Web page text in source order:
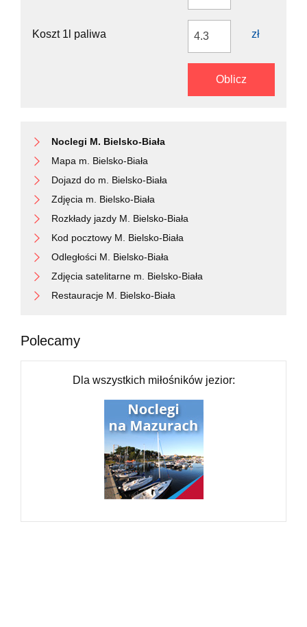
Turn left onto Tadeusza Kościuszki
0 m
Koszt 1l paliwa zł
Oblicz
Noclegi M. Bielsko-Biała
Mapa m. Bielsko-Biała
Dojazd do m. Bielsko-Biała
Zdjęcia m. Bielsko-Biała
Rozkłady jazdy M. Bielsko-Biała
Kod pocztowy M. Bielsko-Biała
Odległości M. Bielsko-Biała
Zdjęcia satelitarne m. Bielsko-Biała
Restauracje M. Bielsko-Biała
Polecamy
Dla wszystkich miłośników jezior: